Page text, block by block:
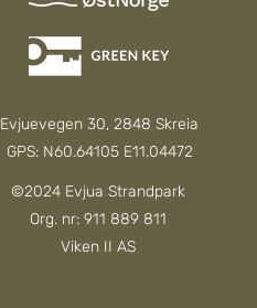
Evjuevegen 30, 2848 Skreia
GPS: N60.64105 E11.04472
©2024 Evjua Strandpark
Org. nr: 911 889 811
Viken II AS